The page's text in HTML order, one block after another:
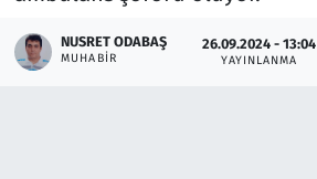
NUSRET ODABAŞ
MUHABIR
26.09.2024 - 13:04
YAYINLANMA
Otomobil